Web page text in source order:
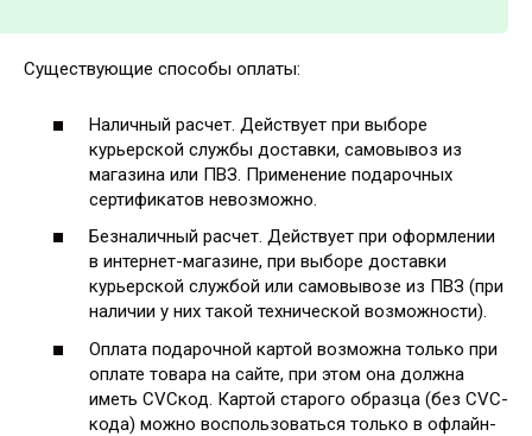
Существующие способы оплаты:
Наличный расчет. Действует при выборе
курьерской службы доставки, самовывоз из
магазина или ПВЗ. Применение подарочных
сертификатов невозможно.
Безналичный расчет. Действует при оформлении
в интернет-магазине, при выборе доставки
курьерской службой или самовывозе из ПВЗ (при
наличии у них такой технической возможности).
Оплата подарочной картой возможна только при
оплате товара на сайте, при этом она должна
иметь CVCкод. Картой старого образца (без CVC-
кода) можно воспользоваться только в офлайн-